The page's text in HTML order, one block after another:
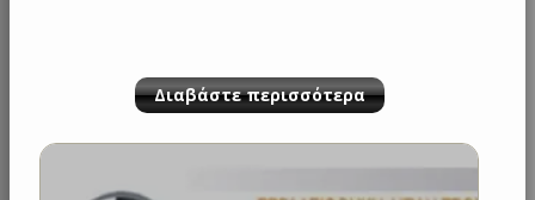
Διαβάστε περισσότερα